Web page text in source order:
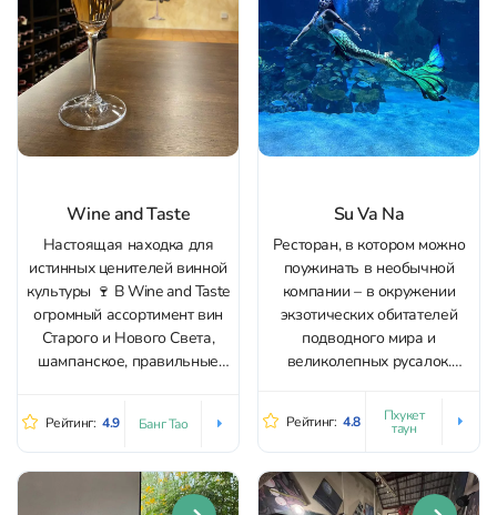
Wine and Taste
Настоящая находка для
истинных ценителей винной
культуры 🍷 В Wine and Taste
огромный ассортимент вин
Старого и Нового Света,
шампанское, правильные
трюфелем, итальянская
пицца и сашими 🍣 А еще –
импортное крафтовое пиво
и хороший выбор напитков
Рейтинг: 4.9 Банг Тао
Su Va Na
Ресторан, в котором можно
поужинать в необычной
компании – в окружении
экзотических обитателей
подводного мира и
великолепных русалок.
на всю жизнь! По периметру
заведения расположен
огромный аквариум, в
котором бурлит морская
жизнь. Ощущение, что вы
Рейтинг: 4.8 Пхукет
таун